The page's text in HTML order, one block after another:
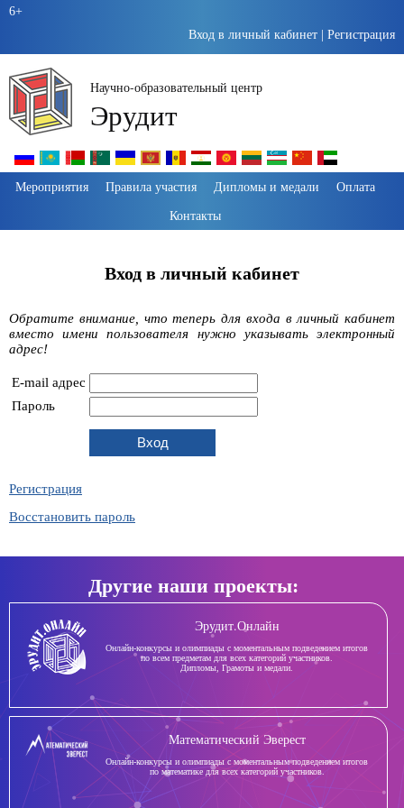
6+
Вход в личный кабинет
Регистрация
Научно-образовательный центр
Эрудит
Пропустить
навигацию
Мероприятия Правила участия Дипломы и медали
Оплата
Контакты
Вход в личный кабинет
Обратите внимание, что теперь для входа в личный кабинет
вместо имени пользователя нужно указывать электронный
адрес!
E-mail адрес
Пароль
Регистрация
Восстановить пароль
Другие наши проекты:
Эрудит.Онлайн
Онлайн-конкурсы и олимпиады с моментальным подведением итогов
по всем предметам для всех категорий участников.
Дипломы, Грамоты и медали.
Математический Эверест
Онлайн-конкурсы и олимпиады с моментальным подведением итогов
по математике для всех категорий участников.